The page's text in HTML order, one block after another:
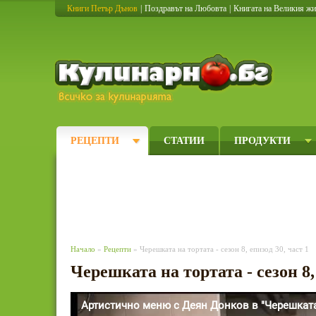
Книги Петър Дънов Поздравът на Любовта Книгата на Великия
РЕЦЕПТИ СТАТИИ ПРОДУКТИ
Начало » Рецепти » Черешката на тортата - сезон 8, епизод 30, част 1
Черешката на тортата - сезон